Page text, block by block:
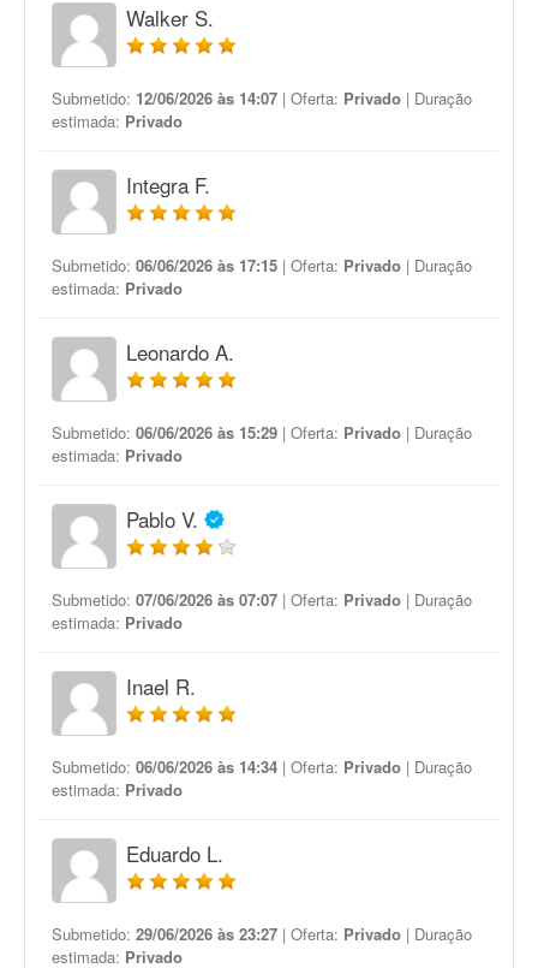
Walker S.
Submetido: 12/06/2026 às 14:07 | Oferta: Privado | Duração
estimada: Privado
Integra F.
Submetido: 06/06/2026 às 17:15 | Oferta: Privado | Duração
estimada: Privado
Leonardo A.
Submetido: 06/06/2026 às 15:29 | Oferta: Privado | Duração
estimada: Privado
Pablo V.
Submetido: 07/06/2026 às 07:07 | Oferta: Privado | Duração
estimada: Privado
Inael R.
Submetido: 06/06/2026 às 14:34 | Oferta: Privado | Duração
estimada: Privado
Eduardo L.
Submetido: 29/06/2026 às 23:27 | Oferta: Privado | Duração
estimada: Privado